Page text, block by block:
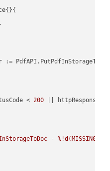
{}{
< 200 ||
- %!d(MISSING)\n"